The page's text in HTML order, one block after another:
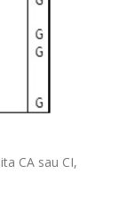
CA sau CI,